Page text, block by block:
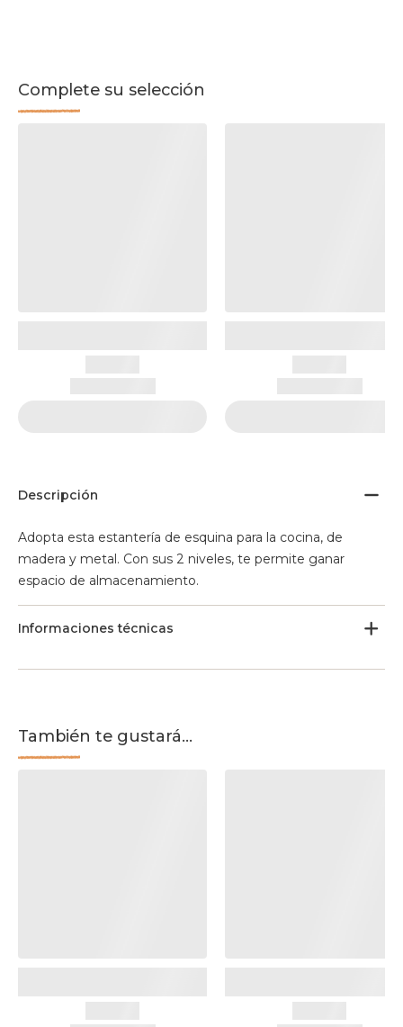
Complete su selección
Descripción
Adopta esta estantería de esquina para la cocina, de
madera y metal. Con sus 2 niveles, te permite ganar
espacio de almacenamiento.
Informaciones técnicas
También te gustará...